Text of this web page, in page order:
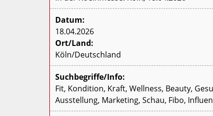
Datum:
18.04.2026
Ort/Land:
Köln/Deutschland
Suchbegriffe/Info:
Fit, Kondition, Kraft, Wellness, Beauty,
Ausstellung, Marketing, Schau, Fibo,